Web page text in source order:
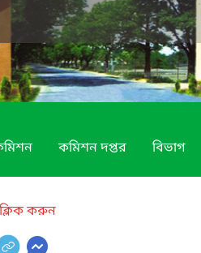
কমিশন দপ্তর বিভাগ
করুন